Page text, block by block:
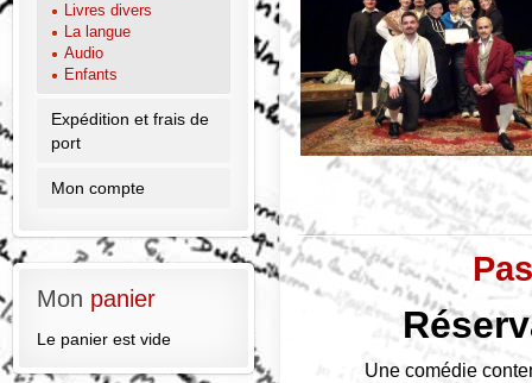
Une comédie
Livres divers
La langue
Audio
Enfants
Expédition et frais de
port
Mon compte
Mon panier
Le panier est vide